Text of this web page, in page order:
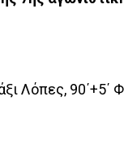
Λόπες, 90΄+5΄